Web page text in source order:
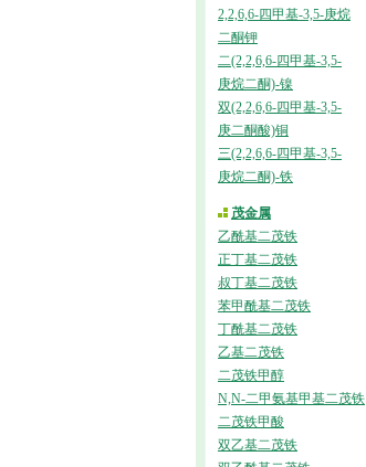
2,2,6,6-四甲基-3,5-庚烷
二酮钾
二(2,2,6,6-四甲基-3,5-
庚烷二酮)-镍
双(2,2,6,6-四甲基-3,5-
庚二酮酸)铜
三(2,2,6,6-四甲基-3,5-
庚烷二酮)-铁
茂金属
乙酰基二茂铁
正丁基二茂铁
叔丁基二茂铁
苯甲酰基二茂铁
丁酰基二茂铁
乙基二茂铁
二茂铁甲醇
N,N-二甲氨基甲基二茂铁
二茂铁甲酸
双乙基二茂铁